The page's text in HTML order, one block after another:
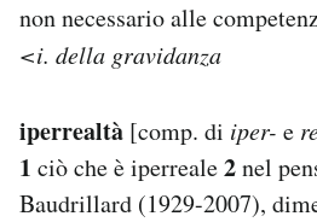
non necessario alle
<i. della gravidanza
iperrealtà [comp. di iper- e
1 ciò che è iperreale2nel
Baudrillard (1929-2007),